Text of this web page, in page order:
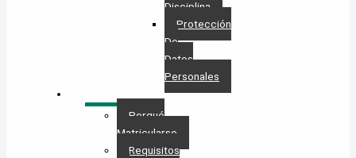
Disciplina
Protección
De
Datos
Personales​
Porqué
Matricularse
Requisitos